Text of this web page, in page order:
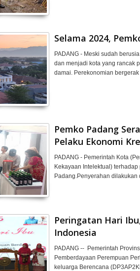
Selama 2024,
PADANG - Meski sudah
dan menjadi kota yang rancak
damai. Perekonomian
Pemko Padang
Pelaku Ekonomi
PADANG - Pemerintah Kota
Kekayaan Intelektual)
Padang.Penyerahan
Peringatan Hari
Indonesia
PADANG -- Pemerintah
Pemberdayaan Perempuan
keluarga Berencana